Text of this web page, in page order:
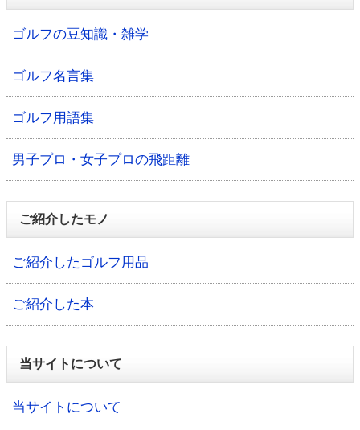
ゴルフの豆知識・雑学
ゴルフ名言集
ゴルフ用語集
男子プロ・女子プロの飛距離
ご紹介したモノ
ご紹介したゴルフ用品
ご紹介した本
当サイトについて
当サイトについて